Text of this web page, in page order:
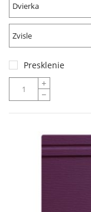
Dvierka
Zvisle
Presklenie